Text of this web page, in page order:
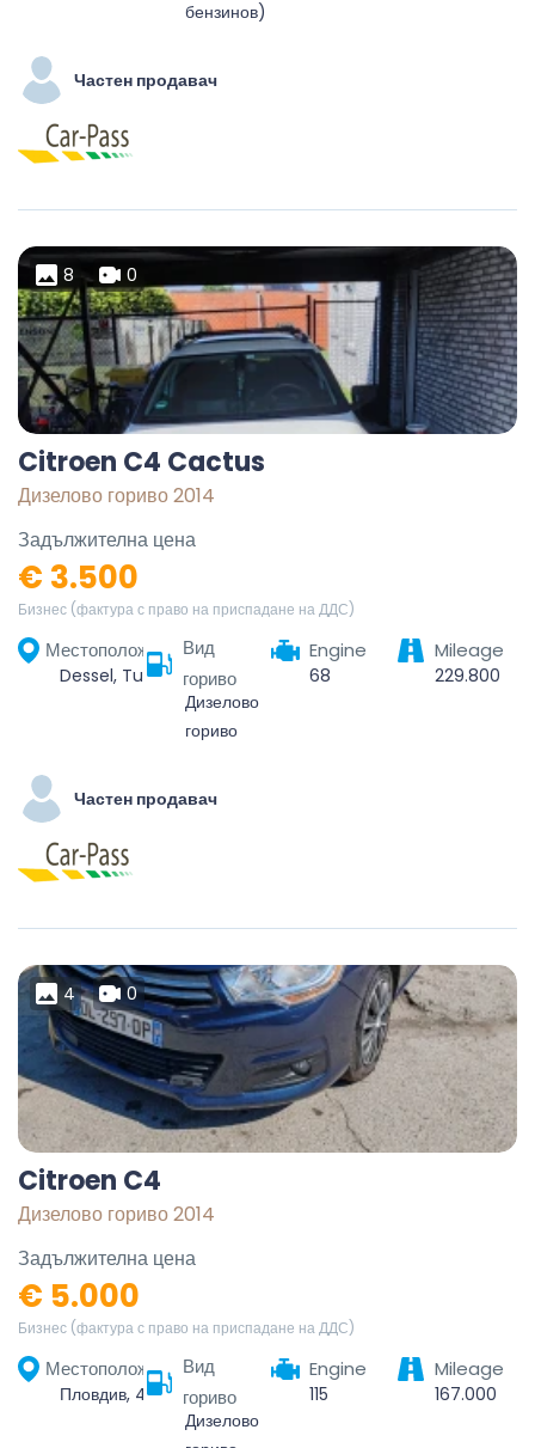
бензинов)
Частен продавач
8 0
Citroen C4 Cactus
Дизелово гориво 2014
Задължителна цена
€ 3.500
Бизнес (фактура с право на приспадане на ДДС)
Местоположение
Dessel, Turnhout, Antwerp, Flanders, Belgium
Вид
гориво
Дизелово
гориво
Engine
68
Mileage
229.800
Частен продавач
4 0
Citroen C4
Дизелово гориво 2014
Задължителна цена
€ 5.000
Бизнес (фактура с право на приспадане на ДДС)
Местоположение
Пловдив, 4000, България
Вид
гориво
Дизелово
Engine
115
Mileage
167.000